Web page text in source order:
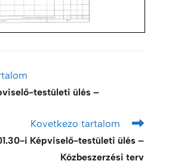
testületi ülés –
Kovetkezo tartalom
i Képviselő-testületi ülés –
Közbeszerzési terv